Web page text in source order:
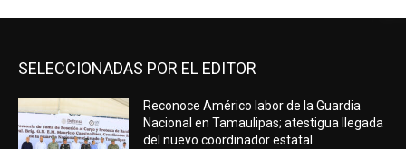
SELECCIONADAS POR EL EDITOR
Reconoce Américo labor de la Guardia
Nacional en Tamaulipas; atestigua llegada
del nuevo coordinador estatal